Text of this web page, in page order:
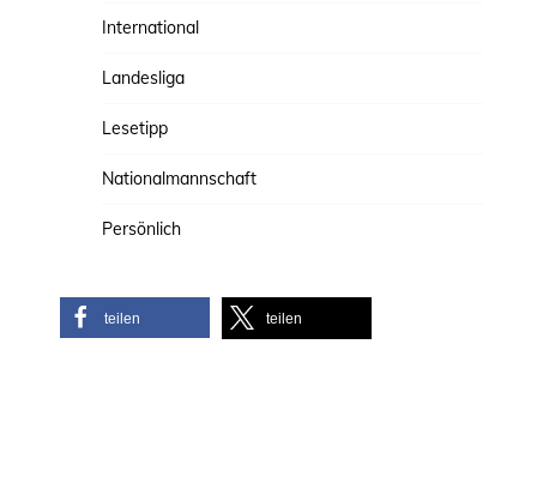
International
Landesliga
Lesetipp
Nationalmannschaft
Persönlich
teilen teilen